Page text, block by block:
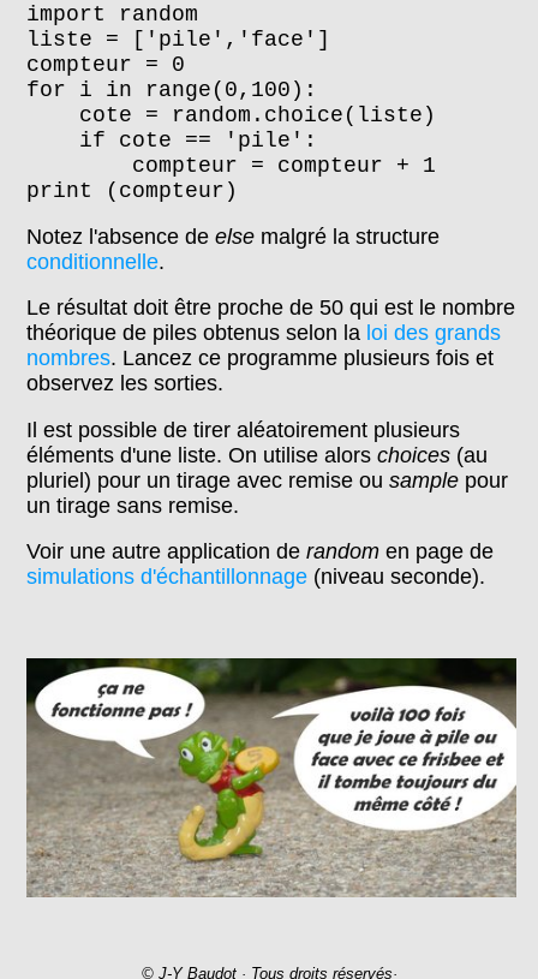
import random
liste = ['pile','face']
compteur = 0
for i in range(0,100):
cote = random.choice(liste)
if cote == 'pile':
compteur = compteur + 1
print (compteur)
Notez l'absence deelse malgré la structure
conditionnelle.
Le résultat doit être proche de 50 qui est le nombre
théorique de piles obtenus selon la loi des grands
nombres. Lancez ce programme plusieurs fois et
observez les sorties.
Il est possible de tirer aléatoirement plusieurs
éléments d'une liste. On utilise alorschoices (au
pluriel) pour un tirage avec remise ousample pour
un tirage sans remise.
Voir une autre application derandom en page de
simulations d'échantillonnage (niveau seconde).
© J-Y Baudot · Tous droits réservés·